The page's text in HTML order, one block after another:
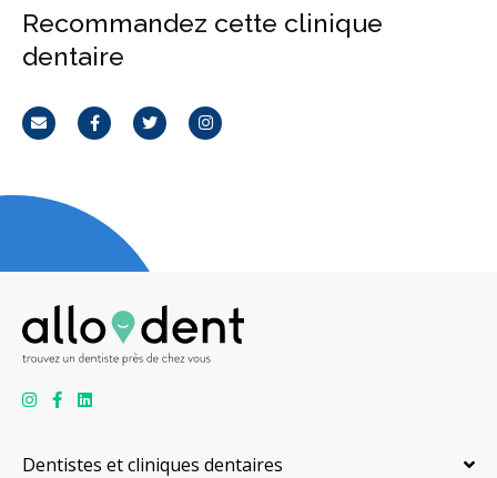
Recommandez cette clinique
dentaire
CourrielFacebookTwitterInstagram
Dentistes et cliniques dentaires